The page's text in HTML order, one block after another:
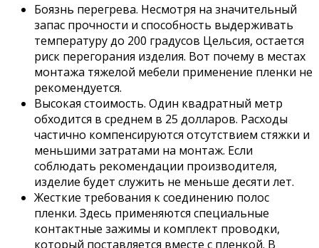
Боязнь перегрева. Несмотря на значительный
запас прочности и способность выдерживать
температуру до 200 градусов Цельсия, остается
риск перегорания изделия. Вот почему в местах
монтажа тяжелой мебели применение пленки не
рекомендуется.
Высокая стоимость. Один квадратный метр
обходится в среднем в 25 долларов. Расходы
частично компенсируются отсутствием стяжки и
меньшими затратами на монтаж. Если
соблюдать рекомендации производителя,
изделие будет служить не меньше десяти лет.
Жесткие требования к соединению полос
пленки. Здесь применяются специальные
контактные зажимы и комплект проводки,
который поставляется вместе с пленкой. В